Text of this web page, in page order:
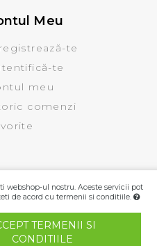
Meu
te
te
meu
comenzi
webshop-ul nostru. Aceste servicii pot
de acord cu termenii si conditiile.
TERMENII SI
CONDITIILE